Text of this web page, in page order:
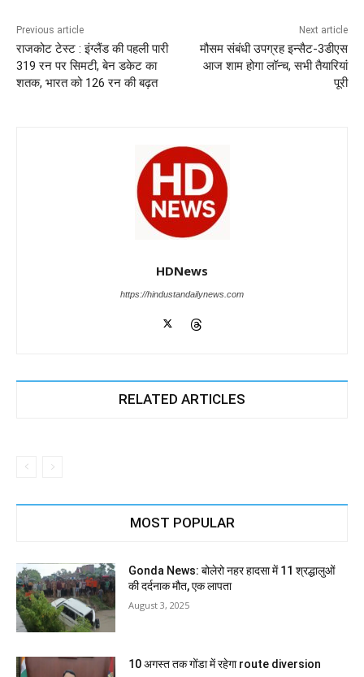
o
o
k
p
p
n
m
Previous article
राजकोट टेस्ट : इंग्लैंड की पहली पारी
319 रन पर सिमटी, बेन डकेट का
शतक, भारत को 126 रन की बढ़त
Next article
मौसम संबंधी उपग्रह इन्सैट-3डीएस
आज शाम होगा लॉन्च, सभी तैयारियां
पूरी
HDNews
https://hindustandailynews.com
RELATED ARTICLES
MOST POPULAR
Gonda News: बोलेरो नहर हादसा में 11 श्रद्धालुओं
की दर्दनाक मौत, एक लापता
August 3, 2025
10 अगस्त तक गोंडा में रहेगा route diversion